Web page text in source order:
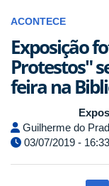
ACONTECE
Exposição
Protestos"
feira na
Guilherme do
03/07/2019 -